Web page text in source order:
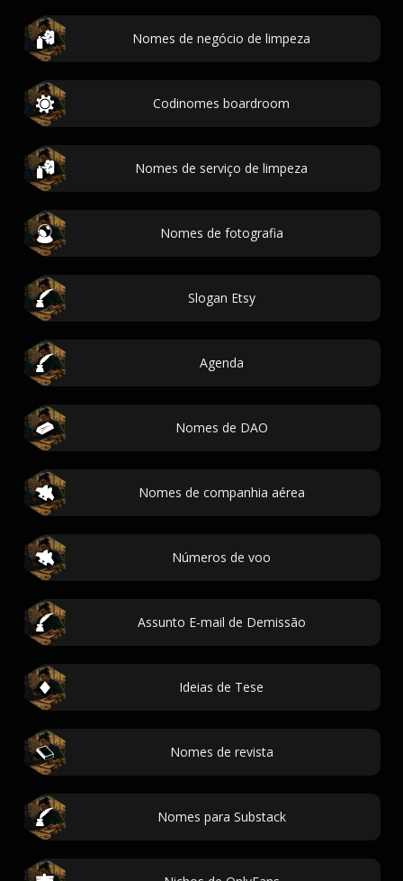
Nomes de negócio de limpeza
Codinomes boardroom
Nomes de serviço de limpeza
Nomes de fotografia
Slogan Etsy
Agenda
Nomes de DAO
Nomes de companhia aérea
Números de voo
Assunto E-mail de Demissão
Ideias de Tese
Nomes de revista
Nomes para Substack